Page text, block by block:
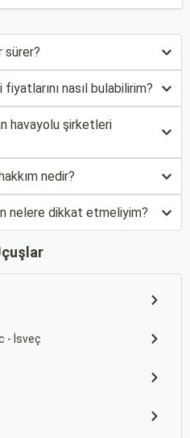
sürer?
nasıl bulabilirim?
havayolu şirketleri
nedir?
nelere dikkat etmeliyim?
- İsveç